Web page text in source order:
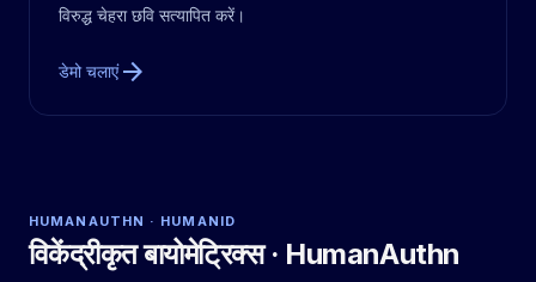
विरुद्ध चेहरा छवि सत्यापित करें।
डेमो चलाएंarrow_forward
HUMANAUTHN · HUMANID
विकेंद्रीकृत बायोमेट्रिक्स · HumanAuthn